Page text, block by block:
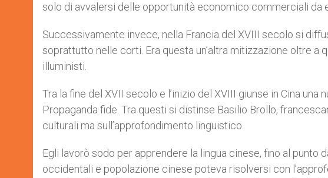
solo di avvalersi delle opportunità economico commerciali da
Successivamente invece, nella Francia del XVIII secolo si
soprattutto nelle corti. Era questa un’altra mitizzazione oltre a
illuministi.
Tra la fine del XVII secolo e l’inizio del XVIII giunse in Cina una
Propaganda fide. Tra questi si distinse Basilio Brollo,
culturali ma sull’approfondimento linguistico.
Egli lavorò sodo per apprendere la lingua cinese, fino al
occidentali e popolazione cinese poteva risolversi con